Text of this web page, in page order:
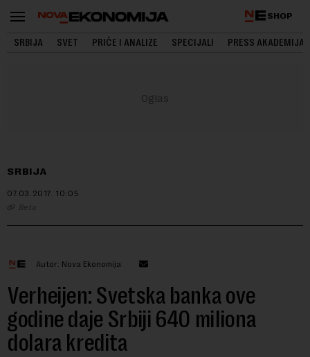
SHOP
SRBIJA SVET PRIČE I ANALIZE SPECIJALI PRESS AKADEMIJA
SRBIJA
07.03.2017. 10:05
Beta
Autor: Nova Ekonomija
Verheijen: Svetska banka ove
godine daje Srbiji 640 miliona
dolara kredita